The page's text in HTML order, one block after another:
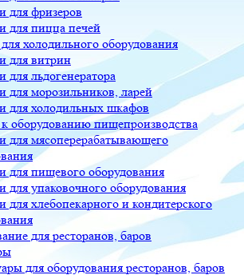
для фризеров
для пицца печей
холодильного оборудования
для витрин
для льдогенератора
для морозильников, ларей
для холодильных шкафов
к оборудованию пищепроизводства
для мясоперерабатывающего
для пищевого оборудования
для упаковочного оборудования
для хлебопекарного и кондитерского
для ресторанов, баров
для оборудования ресторанов, баров